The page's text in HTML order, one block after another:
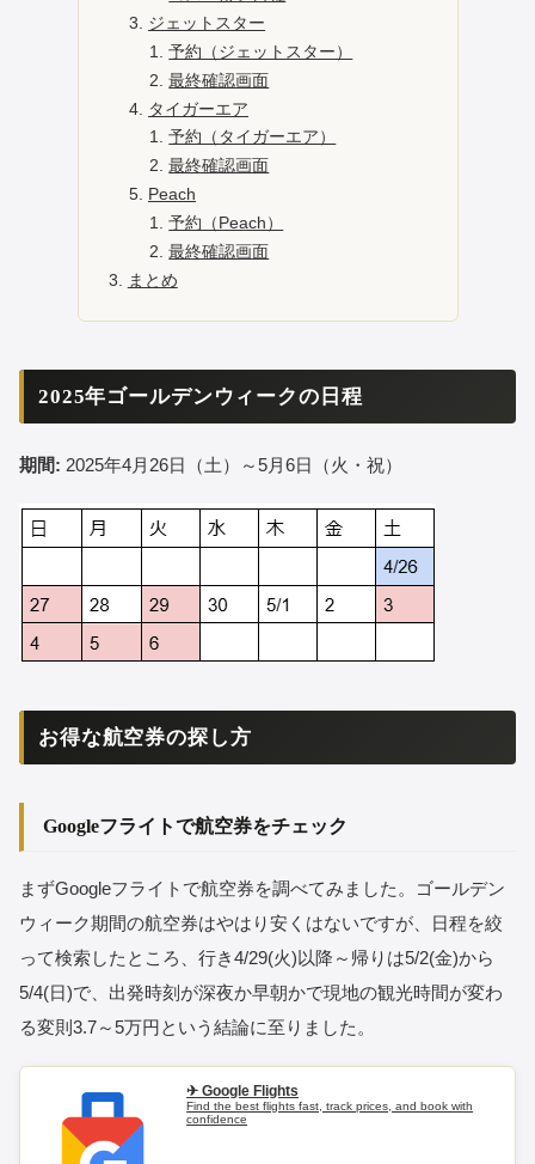
ジェットスター
予約（ジェットスター）
最終確認画面
タイガーエア
予約（タイガーエア）
最終確認画面
Peach
予約（Peach）
最終確認画面
まとめ
2025年ゴールデンウィークの日程
期間: 2025年4月26日（土）～5月6日（火・祝）
お得な航空券の探し方
Googleフライトで航空券をチェック
まずGoogleフライトで航空券を調べてみました。ゴールデン
ウィーク期間の航空券はやはり安くはないですが、日程を絞
って検索したところ、行き4/29(火)以降～帰りは5/2(金)から
5/4(日)で、出発時刻が深夜か早朝かで現地の観光時間が変わ
る変則3.7～5万円という結論に至りました。
✈ Google Flights
Find the best flights fast, track prices, and book with
confidence